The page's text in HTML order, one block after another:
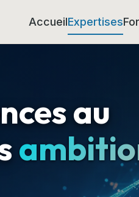
AccueilExpertises
au